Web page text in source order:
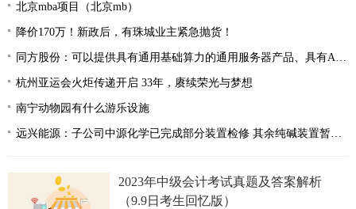
北京mba项目（北京mb）
降价170万！新政后，有珠城业主紧急抛货！
同方股份：可以提供具有通用基础算力的通用服务器产品、具有AI算力的AI服务器产品及相关的存储产品
杭州亚运会火炬传递开启 33年，赓续荣光与梦想
南宁动物园有什么游乐设施
远兴能源：子公司中源化学已完成部分装置检修 其余纯碱装置暂无检修计划
2023年中级会计考试真题及答案解析
（9.9日考生回忆版）